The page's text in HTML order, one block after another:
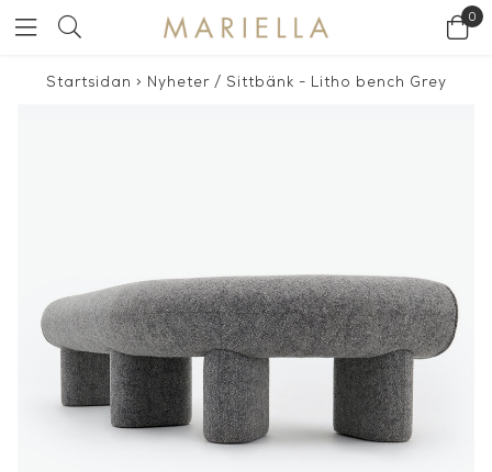
0
Startsidan > Nyheter/ Sittbänk - Litho bench Grey